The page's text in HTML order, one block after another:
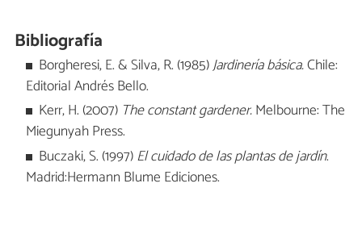
Bibliografía
Borgheresi, E. & Silva, R. (1985)Jardinería básica.Chile:
Editorial Andrés Bello.
Kerr, H. (2007) The constant gardener.Melbourne: The
Miegunyah Press.
Buczaki, S. (1997)El cuidado de las plantas de jardín.
Madrid:Hermann Blume Ediciones.